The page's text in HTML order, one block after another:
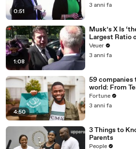
0:51
3 anni fa
1:08
Musk’s X Is
Largest Ratio
Media Platforms
Veuer
3 anni fa
4:50
59 companies
world: From
Fortune
3 anni fa
3 Things to
Parents
People